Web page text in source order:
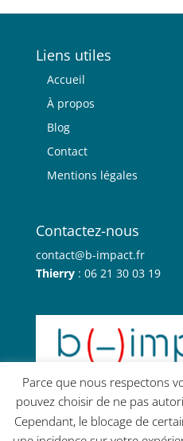
Liens utiles
Accueil
À propos
Blog
Contact
Mentions légales
Contactez-nous
contact@b-impact.fr
Thierry: 06 21 30 03 19
Parce que nous respectons
pouvez choisir de ne pas
Cependant, le blocage de